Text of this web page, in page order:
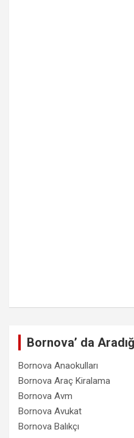
Bornova’ da
Bornova Anaokulları
Bornova Araç Kiralama
Bornova Avm
Bornova Avukat
Bornova Balıkçı